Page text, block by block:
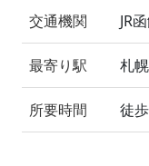
交通機関 JR
最寄り駅 札幌
所要時間 徒